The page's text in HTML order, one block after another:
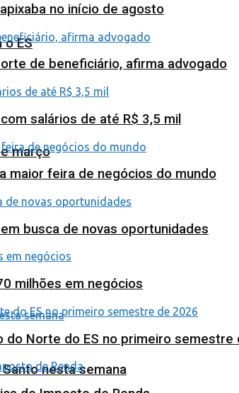
o ES
março
nesta semana
no início de agosto
de beneficiário, afirma advogado
salários de até R$ 3,5 mil
maior feira de negócios do mundo
busca de novas oportunidades
milhões em negócios
Norte do ES no primeiro semestre